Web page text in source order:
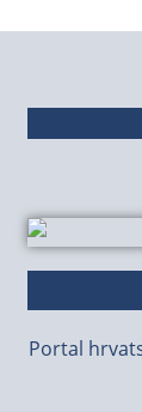
Portal